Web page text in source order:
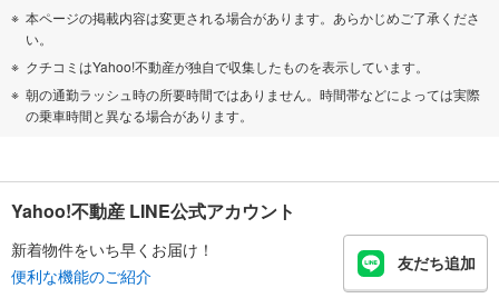
本ページの掲載内容は変更される場合があります。あらかじめご了承くださ
い。
クチコミはYahoo!不動産が独自で収集したものを表示しています。
朝の通勤ラッシュ時の所要時間ではありません。時間帯などによっては実際
の乗車時間と異なる場合があります。
Yahoo!不動産 LINE公式アカウント
新着物件をいち早くお届け！
便利な機能のご紹介
友だち追加